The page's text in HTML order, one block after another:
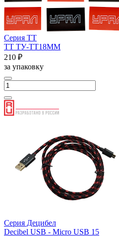
Серия ТТ
ТТ ТУ-ТТ18ММ
210 ₽
за упаковку
Серия Децибел
Decibel USB - Micro USB 15